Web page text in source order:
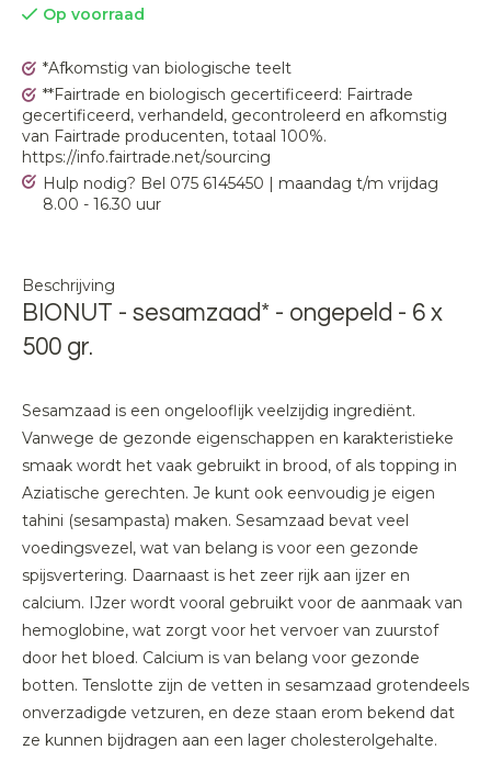
Op voorraad
*Afkomstig van biologische teelt
**Fairtrade en biologisch gecertificeerd: Fairtrade
gecertificeerd, verhandeld, gecontroleerd en afkomstig
van Fairtrade producenten, totaal 100%.
https://info.fairtrade.net/sourcing
Hulp nodig? Bel 075 6145450 | maandag t/m vrijdag
8.00 - 16.30 uur
Beschrijving
BIONUT - sesamzaad* - ongepeld - 6 x
500 gr.
Sesamzaad is een ongelooflijk veelzijdig ingrediënt.
Vanwege de gezonde eigenschappen en karakteristieke
smaak wordt het vaak gebruikt in brood, of als topping in
Aziatische gerechten. Je kunt ook eenvoudig je eigen
tahini (sesampasta) maken. Sesamzaad bevat veel
voedingsvezel, wat van belang is voor een gezonde
spijsvertering. Daarnaast is het zeer rijk aan ijzer en
calcium. IJzer wordt vooral gebruikt voor de aanmaak van
hemoglobine, wat zorgt voor het vervoer van zuurstof
door het bloed. Calcium is van belang voor gezonde
botten. Tenslotte zijn de vetten in sesamzaad grotendeels
onverzadigde vetzuren, en deze staan erom bekend dat
ze kunnen bijdragen aan een lager cholesterolgehalte.